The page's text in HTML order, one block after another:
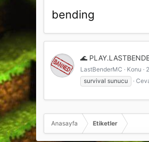
bending
🌊
LastBenderMC Konu
survival sunucu
Anasayfa Etiketler